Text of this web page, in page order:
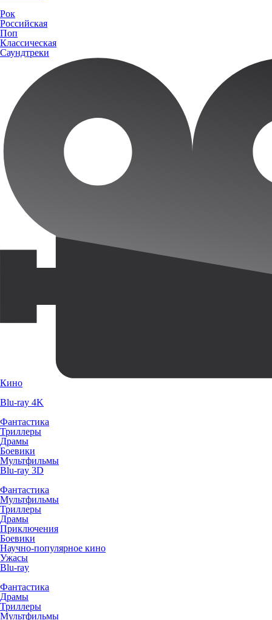
Рок
Российская
Поп
Классическая
Саундтреки
Кино
Blu-ray 4K
Фантастика
Триллеры
Драмы
Боевики
Мультфильмы
Blu-ray 3D
Фантастика
Мультфильмы
Триллеры
Драмы
Приключения
Боевики
Научно-популярное кино
Ужасы
Blu-ray
Фантастика
Драмы
Триллеры
Мультфильмы